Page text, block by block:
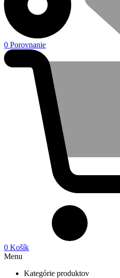
0 Porovnanie
0 Košík
Menu
Kategórie produktov